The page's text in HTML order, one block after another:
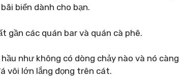
biển dành cho bạn.
gần các quán bar và quán cà phê.
như không có dòng chảy nào và nó càng
vôi lớn lắng đọng trên cát.